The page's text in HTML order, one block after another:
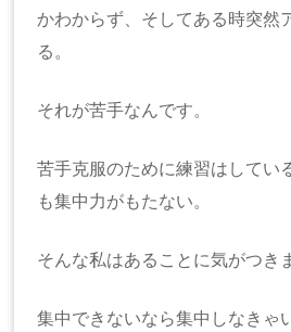
かわからず、そしてある時突然
る。
それが苦手なんです。
苦手克服のために練習はしてい
も集中力がもたない。
そんな私はあることに気がつき
集中できないなら集中しなきゃ